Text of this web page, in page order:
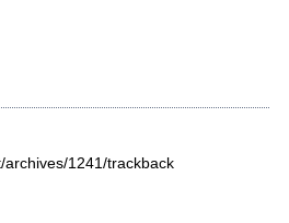
1241/trackback